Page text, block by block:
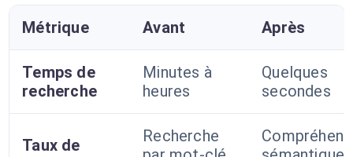
Métrique Avant Après
Temps de
recherche
Minutes à
heures
Quelques
secondes
Taux de
Recherche